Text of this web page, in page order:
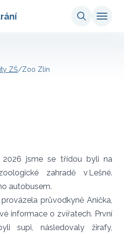
ZŠ/Zoo Zlín
2026 jsme se třídou byli na
zahradě v Lešné.
autobusem.
průvodkyně Anička,
informace o zvířatech. První
supi, následovaly žirafy,